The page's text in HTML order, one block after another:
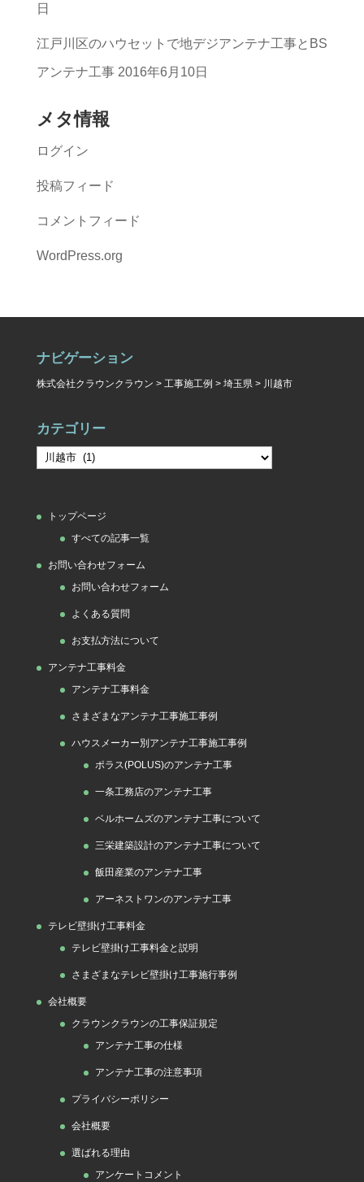
日
江戸川区のハウセットで地デジアンテナ工事とBS
アンテナ工事 2016年6月10日
メタ情報
ログイン
投稿フィード
コメントフィード
WordPress.org
ナビゲーション
株式会社クラウンクラウン > 工事施工例 > 埼玉県> 川越市
カテゴリー
リ
トップページ
すべての記事一覧
お問い合わせフォーム
お問い合わせフォーム
よくある質問
お支払方法について
アンテナ工事料金
アンテナ工事料金
さまざまなアンテナ工事施工事例
ハウスメーカー別アンテナ工事施工事例
ポラス(POLUS)のアンテナ工事
一条工務店のアンテナ工事
ベルホームズのアンテナ工事について
三栄建築設計のアンテナ工事について
飯田産業のアンテナ工事
アーネストワンのアンテナ工事
テレビ壁掛け工事料金
テレビ壁掛け工事料金と説明
さまざまなテレビ壁掛け工事施行事例
会社概要
クラウンクラウンの工事保証規定
アンテナ工事の仕様
アンテナ工事の注意事項
プライバシーポリシー
会社概要
選ばれる理由
アンケートコメント